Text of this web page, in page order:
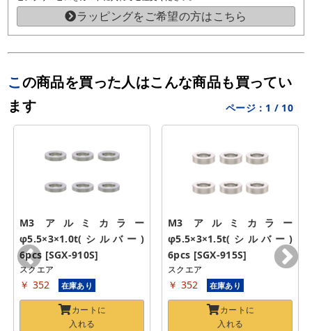
ラッピングをご希望の方はこちら
この商品を買った人はこんな商品も買ってい
ます
ページ： 1 / 10
M3 アルミカラー
φ5.5×3×1.0t(シルバー)
6pcs [SGX-910S]
スクエア
￥ 352 在庫あり
カートに
入れる
M3 アルミカラー
φ5.5×3×1.5t(シルバー)
6pcs [SGX-915S]
スクエア
￥ 352 在庫あり
カートに
入れる